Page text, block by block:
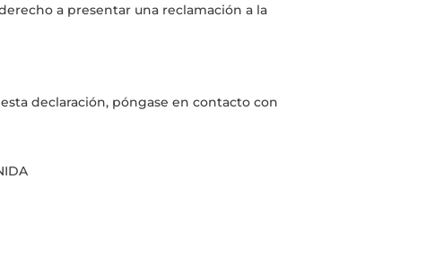
a presentar una reclamación a la
declaración, póngase en contacto con